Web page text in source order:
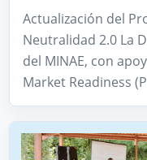
Actualización del
Neutralidad 2.0 La
del MINAE, con
Market Readiness